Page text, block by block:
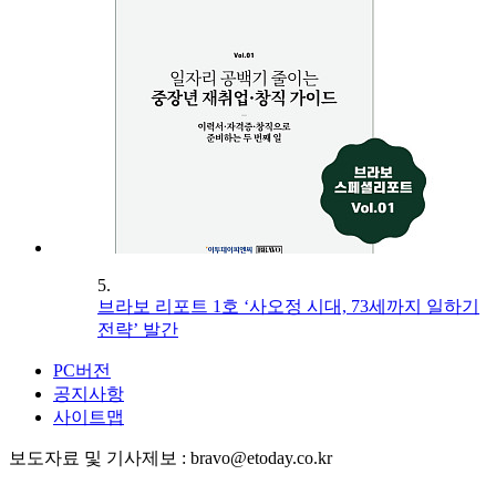
5.
브라보 리포트 1호 ‘사오정 시대, 73세까지 일하기
전략’ 발간
PC버전
공지사항
사이트맵
보도자료 및 기사제보 : bravo@etoday.co.kr